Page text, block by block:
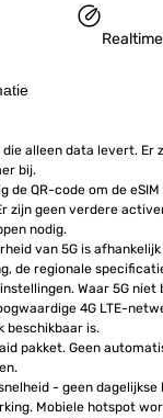
die alleen data levert. Er
bij.
de QR-code om de
zijn geen verdere
nodig.
van 5G is
de regionale
Waar 5G niet
4G LTE-
beschikbaar is.
pakket. Geen
- geen dagelijkse
Mobiele hotspot